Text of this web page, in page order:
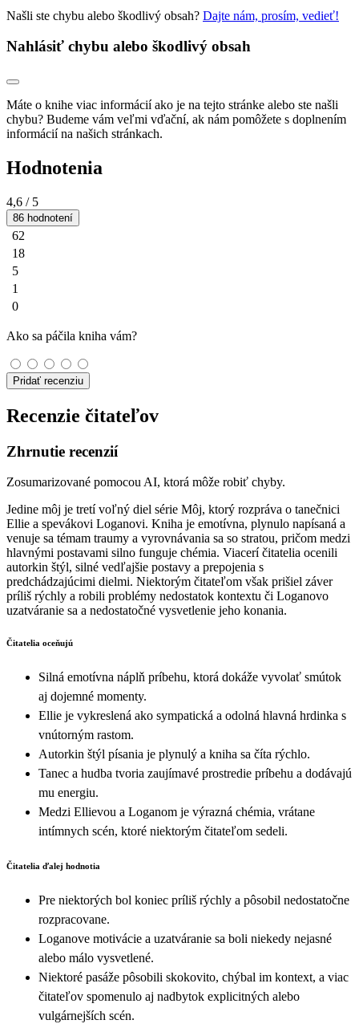
Našli ste chybu alebo škodlivý obsah? Dajte nám, prosím, vedieť!
Nahlásiť chybu alebo škodlivý obsah
Máte o knihe viac informácií ako je na tejto stránke alebo ste našli
chybu? Budeme vám veľmi vďační, ak nám pomôžete s doplnením
informácií na našich stránkach.
Hodnotenia
4,6 / 5
86 hodnotení
62
18
5
1
0
Ako sa páčila kniha vám?
Pridať recenziu
Recenzie čitateľov
Zhrnutie recenzií
Zosumarizované pomocou AI, ktorá môže robiť chyby.
Jedine môj je tretí voľný diel série Môj, ktorý rozpráva o tanečnici
Ellie a spevákovi Loganovi. Kniha je emotívna, plynulo napísaná a
venuje sa témam traumy a vyrovnávania sa so stratou, pričom medzi
hlavnými postavami silno funguje chémia. Viacerí čitatelia ocenili
autorkin štýl, silné vedľajšie postavy a prepojenia s
predchádzajúcimi dielmi. Niektorým čitateľom však prišiel záver
príliš rýchly a robili problémy nedostatok kontextu či Loganovo
uzatváranie sa a nedostatočné vysvetlenie jeho konania.
Čitatelia oceňujú
Silná emotívna náplň príbehu, ktorá dokáže vyvolať smútok
aj dojemné momenty.
Ellie je vykreslená ako sympatická a odolná hlavná hrdinka s
vnútorným rastom.
Autorkin štýl písania je plynulý a kniha sa číta rýchlo.
Tanec a hudba tvoria zaujímavé prostredie príbehu a dodávajú
mu energiu.
Medzi Ellievou a Loganom je výrazná chémia, vrátane
intímnych scén, ktoré niektorým čitateľom sedeli.
Čitatelia ďalej hodnotia
Pre niektorých bol koniec príliš rýchly a pôsobil nedostatočne
rozpracovane.
Loganove motivácie a uzatváranie sa boli niekedy nejasné
alebo málo vysvetlené.
Niektoré pasáže pôsobili skokovito, chýbal im kontext, a viac
čitateľov spomenulo aj nadbytok explicitných alebo
vulgárnejších scén.